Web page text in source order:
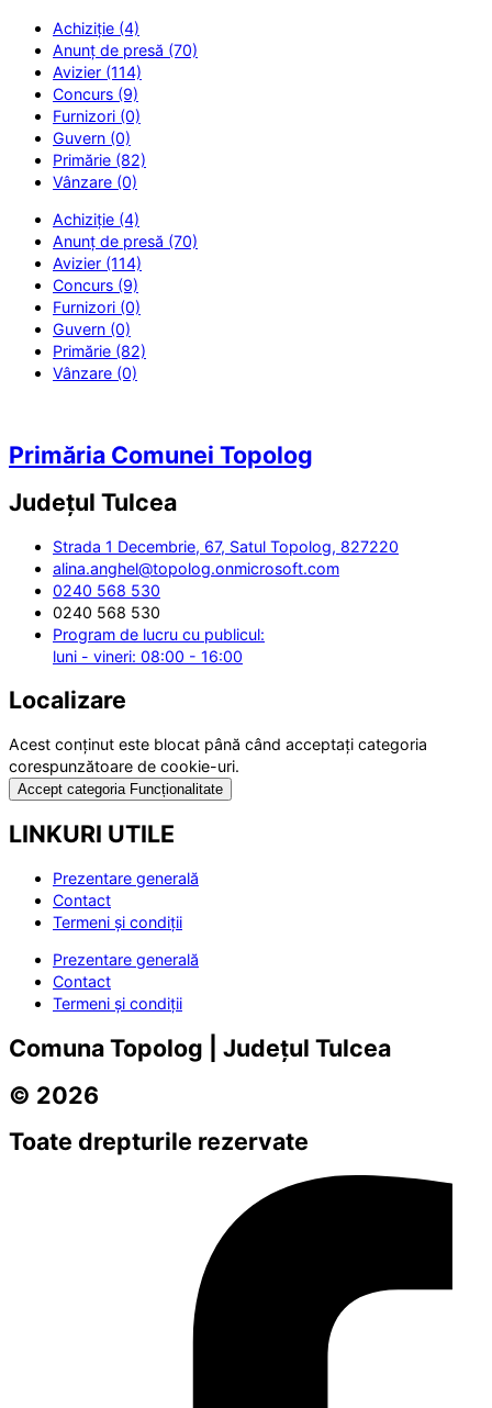
Achiziție (4)
Anunț de presă (70)
Avizier (114)
Concurs (9)
Furnizori (0)
Guvern (0)
Primărie (82)
Vânzare (0)
Achiziție (4)
Anunț de presă (70)
Avizier (114)
Concurs (9)
Furnizori (0)
Guvern (0)
Primărie (82)
Vânzare (0)
Primăria Comunei Topolog
Județul Tulcea
Strada 1 Decembrie, 67, Satul Topolog, 827220
alina.anghel@topolog.onmicrosoft.com
0240 568 530
0240 568 530
Program de lucru cu publicul:
luni - vineri: 08:00 - 16:00
Localizare
Acest conținut este blocat până când acceptați categoria
corespunzătoare de cookie-uri.
Accept categoria Funcționalitate
LINKURI UTILE
Prezentare generală
Contact
Termeni și condiții
Prezentare generală
Contact
Termeni și condiții
Comuna Topolog | Județul Tulcea
© 2026
Toate drepturile rezervate